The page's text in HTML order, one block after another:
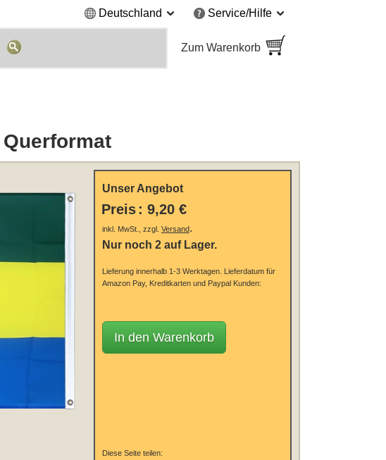
Deutschland Service/Hilfe
Zum Warenkorb
Unser Angebot
Preis : 9,20 €
inkl. MwSt., zzgl. Versand.
Nur noch 2 auf Lager.
Lieferung innerhalb 1-3 Werktagen.
Lieferdatum für
Amazon Pay, Kreditkarten und Paypal Kunden:
In den Warenkorb
Diese Seite teilen: